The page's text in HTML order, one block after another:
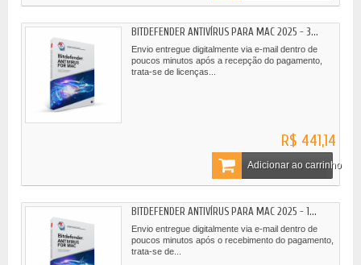
BITDEFENDER ANTIVÍRUS PARA MAC 2025 - 3...
Envio entregue digitalmente via e-mail dentro de
poucos minutos após a recepção do pagamento,
trata-se de licenças...
R$ 441,14
Adicionar ao carrinho
BITDEFENDER ANTIVÍRUS PARA MAC 2025 - 1...
Envio entregue digitalmente via e-mail dentro de
poucos minutos após o recebimento do pagamento,
trata-se de...